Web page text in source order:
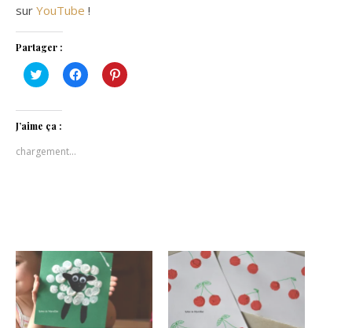
sur YouTube !
Partager :
Cliquez
pour
Twitter(ouvre
dans
une
fenêtre)
Cliquez
pour
Cliquez
pour
J’aime ça :
chargement…